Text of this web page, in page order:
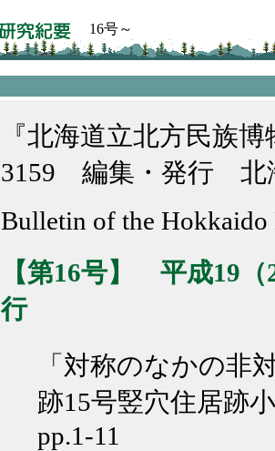
16号～
『北海道立北方民族
3159 編集・発行 北
Bulletin of the Hokkaido
【第16号】 平成19（
行
「対称のなかの非
跡15号竪穴住居跡
pp.1-11